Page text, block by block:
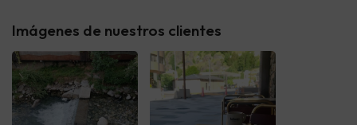
Imágenes de nuestros clientes